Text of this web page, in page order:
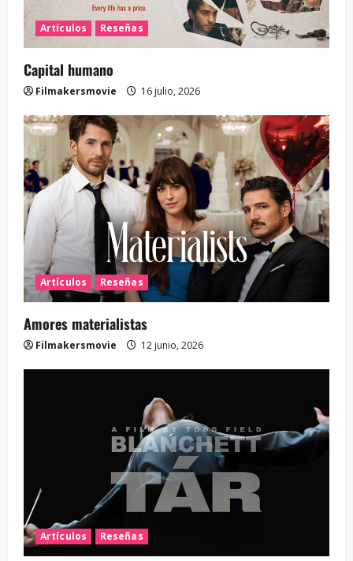
Artículos Reseñas
Capital humano
Filmakersmovie 16 julio, 2026
Artículos Reseñas
Amores materialistas
Filmakersmovie 12 junio, 2026
Artículos Reseñas